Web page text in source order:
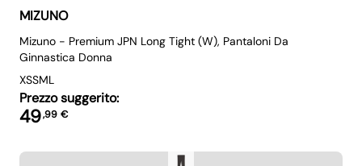
MIZUNO
Mizuno - Premium JPN Long Tight (W), Pantaloni Da
Ginnastica Donna
XSSML
Prezzo suggerito:
49,99 €